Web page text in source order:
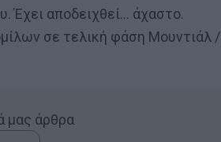
Έχει αποδειχθεί… άχαστο.
σε τελική φάση Μουντιάλ /
μας άρθρα